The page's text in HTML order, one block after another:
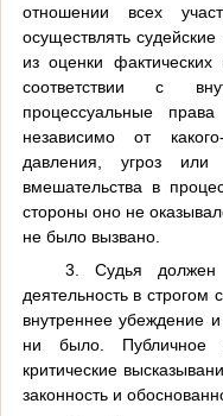
отношении всех
осуществлять
из оценки
соответствии с
процессуальные
независимо от
давления, угроз или
вмешательства в
стороны оно не
не было вызвано.
3. Судья должен
деятельность в строгом
внутреннее убеждение
ни было. Публичное
критические
законность и